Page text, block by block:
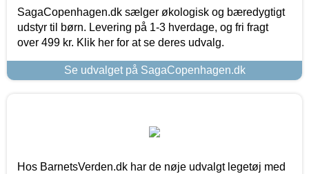
SagaCopenhagen.dk sælger økologisk og bæredygtigt
udstyr til børn. Levering på 1-3 hverdage, og fri fragt
over 499 kr. Klik her for at se deres udvalg.
Se udvalget på SagaCopenhagen.dk
Hos BarnetsVerden.dk har de nøje udvalgt legetøj med